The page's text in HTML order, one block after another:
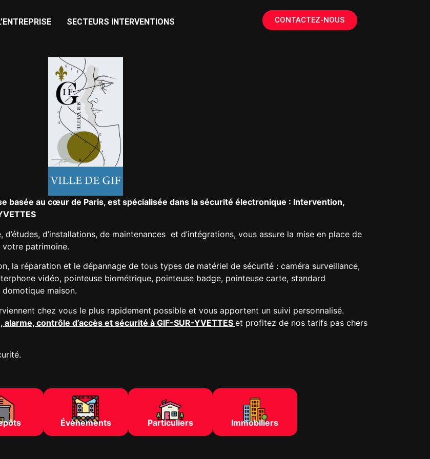
SECTEURS INTERVENTIONS CONTACTEZ-NOUS
basée au cœur de Paris, est spécialisée dans la sécurité électronique : Intervention,
d’installations, de maintenances et d’intégrations, vous assure la mise en place de
patrimoine.
la réparation et le dépannage de tous types de matériel de sécurité : caméra surveillance,
vidéo, pointeuse biométrique, pointeuse badge, pointeuse carte, standard
maison.
chez vous le plus rapidement possible et vous apportent un suivi personnalisé.
contrôle d’accès et sécurité à GIF-SUR-YVETTESet profitez de nos tarifs pas chers
Évènements Particuliers Immobiliers